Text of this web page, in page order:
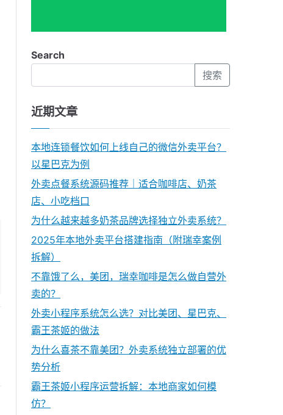
Search
搜索
近期文章
本地连锁餐饮如何上线自己的微信外卖平台？
以星巴克为例
外卖点餐系统源码推荐｜适合咖啡店、奶茶
店、小吃档口
为什么越来越多奶茶品牌选择独立外卖系统？
2025年本地外卖平台搭建指南（附瑞幸案例
拆解）
不靠饿了么，美团，瑞幸咖啡是怎么做自营外
卖的？
外卖小程序系统怎么选？对比美团、星巴克、
霸王茶姬的做法
为什么喜茶不靠美团？外卖系统独立部署的优
势分析
霸王茶姬小程序运营拆解：本地商家如何模
仿？